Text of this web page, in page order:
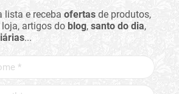
lista e receba ofertasde produtos,
artigos do blog, santo do dia,
...